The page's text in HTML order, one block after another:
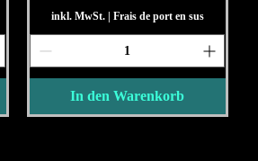
inkl. MwSt.| Frais de port en sus
In den Warenkorb